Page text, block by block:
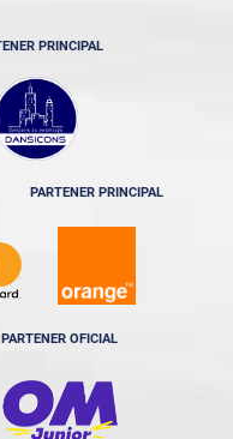
PRINCIPAL
PARTENER PRINCIPAL
PARTENER OFICIAL